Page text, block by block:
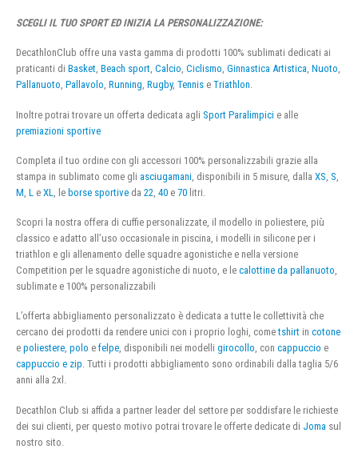
SCEGLI IL TUO SPORT ED INIZIA LA PERSONALIZZAZIONE:
DecathlonClub offre una vasta gamma di prodotti 100% sublimati dedicati ai
praticanti di Basket, Beach sport, Calcio, Ciclismo, Ginnastica Artistica, Nuoto,
Pallanuoto, Pallavolo, Running, Rugby, Tennis e Triathlon.
Inoltre potrai trovare un offerta dedicata agli Sport Paralimpici e alle
premiazioni sportive
Completa il tuo ordine con gli accessori 100% personalizzabili grazie alla
stampa in sublimato come gli asciugamani , disponibili in 5 misure, dalla XS S
M L e XL , le borse sportive da 22 40 e 70 litri.
Scopri la nostra offera di cuffie personalizzate, il modello in poliestere, più
classico e adatto all’uso occasionale in piscina, i modelli in silicone per i
triathlon e gli allenamento delle squadre agonistiche e nella versione
Competition per le squadre agonistiche di nuoto, e le calottine da pallanuoto,
sublimate e 100% personalizzabili
L’offerta abbigliamento personalizzato è dedicata a tutte le collettività che
cercano dei prodotti da rendere unici con i proprio loghi, cometshirt in cotone
e poliestere, polo e felpe, disponibili nei modelli girocollo, con cappuccio e
cappuccio e zip. Tutti i prodotti abbigliamento sono ordinabili dalla taglia 5/6
anni alla 2xl.
Decathlon Club si affida a partner leader del settore per soddisfare le richieste
dei sui clienti, per questo motivo potrai trovare le offerte dedicate di Joma sul
nostro sito.